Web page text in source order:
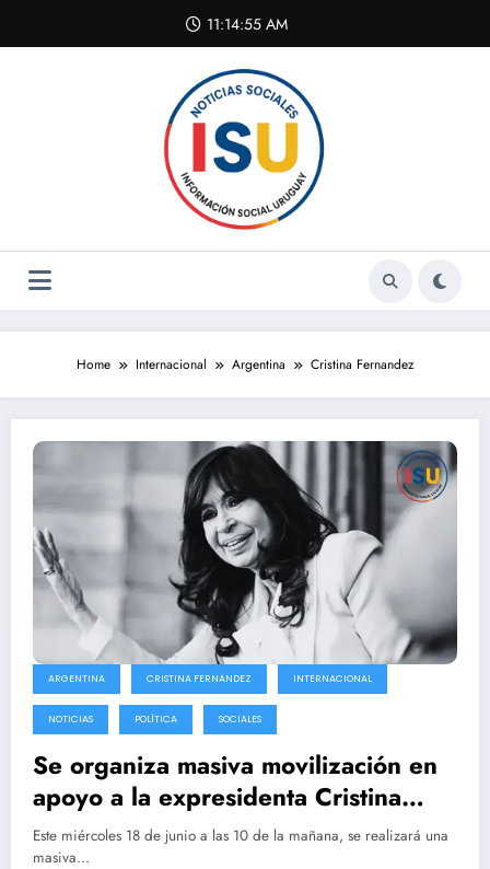
content
11:14:55 AM
Home Internacional Argentina Cristina Fernandez
ARGENTINA CRISTINA FERNANDEZ INTERNACIONAL
NOTICIAS POLÍTICA SOCIALES
Se organiza masiva movilización en
apoyo a la expresidenta Cristina
Fernández de Kirchner
Este miércoles 18 de junio a las 10 de la mañana, se realizará una
masiva…